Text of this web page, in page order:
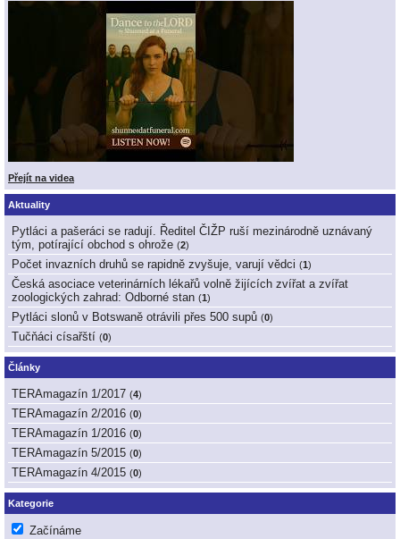
Přejít na videa
Aktuality
Pytláci a pašeráci se radují. Ředitel ČIŽP ruší mezinárodně uznávaný
tým, potírající obchod s ohrože (2)
Počet invazních druhů se rapidně zvyšuje, varují vědci (1)
Česká asociace veterinárních lékařů volně žijících zvířat a zvířat
zoologických zahrad: Odborné stan (1)
Pytláci slonů v Botswaně otrávili přes 500 supů (0)
Tučňáci císařští (0)
Články
TERAmagazín 1/2017 (4)
TERAmagazín 2/2016 (0)
TERAmagazín 1/2016 (0)
TERAmagazín 5/2015 (0)
TERAmagazín 4/2015 (0)
Kategorie
Začínáme